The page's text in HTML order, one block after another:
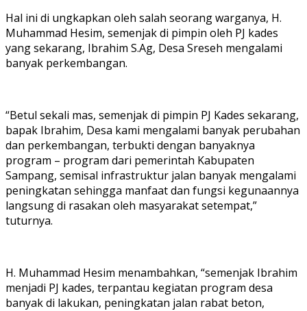
Hal ini di ungkapkan oleh salah seorang warganya, H.
Muhammad Hesim, semenjak di pimpin oleh PJ kades
yang sekarang, Ibrahim S.Ag, Desa Sreseh mengalami
banyak perkembangan.
“Betul sekali mas, semenjak di pimpin PJ Kades sekarang,
bapak Ibrahim, Desa kami mengalami banyak perubahan
dan perkembangan, terbukti dengan banyaknya
program – program dari pemerintah Kabupaten
Sampang, semisal infrastruktur jalan banyak mengalami
peningkatan sehingga manfaat dan fungsi kegunaannya
langsung di rasakan oleh masyarakat setempat,”
tuturnya.
H. Muhammad Hesim menambahkan, “semenjak Ibrahim
menjadi PJ kades, terpantau kegiatan program desa
banyak di lakukan, peningkatan jalan rabat beton,